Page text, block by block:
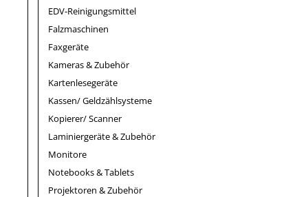
EDV-Reinigungsmittel
Falzmaschinen
Faxgeräte
Kameras & Zubehör
Kartenlesegeräte
Kassen/ Geldzählsysteme
Kopierer/ Scanner
Laminiergeräte & Zubehör
Monitore
Notebooks & Tablets
Projektoren & Zubehör